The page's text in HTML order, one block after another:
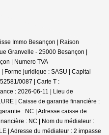
Immo Besançon | Raison
Granvelle - 25000 Besançon |
| Numero TVA
Forme juridique : SASU | Capital
0087 | Carte T :
: 2026-06-11 | Lieu de
| Caisse de garantie financière :
: NC | Adresse caisse de
: NC | Nom du médiateur :
| Adresse du médiateur : 2 impasse